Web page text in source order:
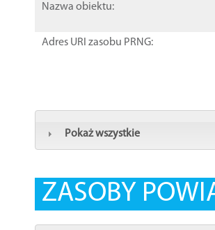
Nazwa obiektu:
Adres URI zasobu PRNG:
Pokaż wszystkie
ZASOBY